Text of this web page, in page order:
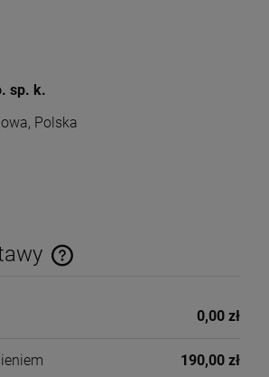
sp. k.
Polska
ewentualnych kosztów płatności
0,00 zł
190,00 zł